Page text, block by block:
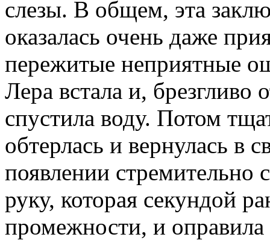
слезы. В общем, эта
оказалась очень даже
пережитые неприятные
Лера встала и, брезгливо
спустила воду. Потом
обтерлась и вернулась в
появлении стремительно
руку, которая секундой
промежности, и